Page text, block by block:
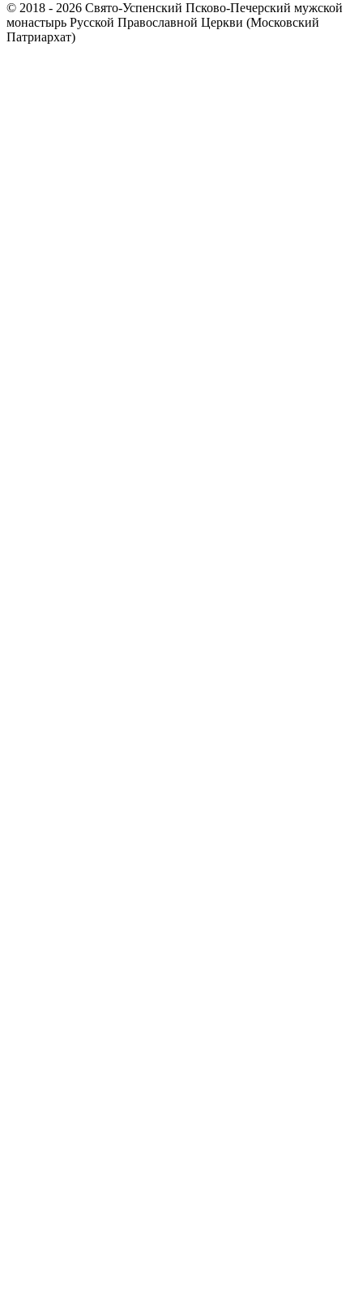
© 2018 - 2026 Свято-Успенский Псково-Печерский мужской
монастырь Русской Православной Церкви (Московский
Патриархат)